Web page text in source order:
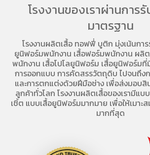
โรงงานของเราผ่านการ
มาตรฐาน
โรงงานผลิตเสื้อ ทอฟฟี่ บูติก มุ่งเน้นการ
ยูนิฟอร์มพนักงาน เสื้อฟอร์มพนักงาน ผลิต
พนักงาน เสื้อโปโลยูนิฟอร์ม เสื้อยูนิฟอร์ม
การออกแบบ การคัดสรรวัตถุดิบ ไปจนถึง
และการตกแต่งด้วยฝีมือช่าง เพื่อส่งมอบ
ลูกค้าทั่วโลก โรงงานผลิตเสื้อของเรามีแบ
เชิ้ต แบบเสื้อยูนิฟอร์มมากมาย เพื่อให้เมา
มากที่สุด